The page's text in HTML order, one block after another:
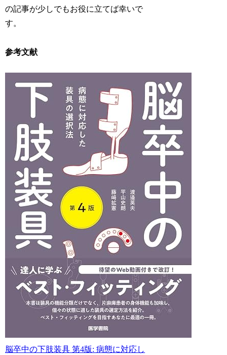
の記事が少しでもお役に立てば幸いで
す。
参考文献
脳卒中の下肢装具 第4版: 病態に対応し